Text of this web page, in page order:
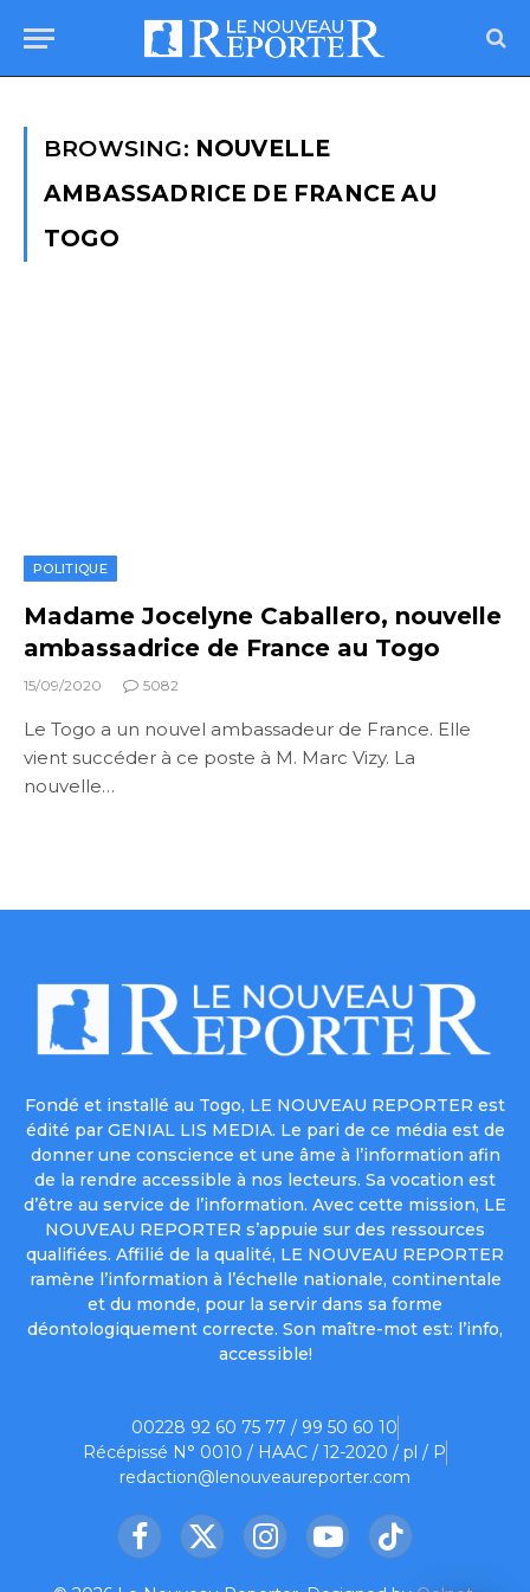
BROWSING: NOUVELLE
AMBASSADRICE DE FRANCE AU
TOGO
POLITIQUE
Madame Jocelyne Caballero, nouvelle
ambassadrice de France au Togo
15/09/2020 5082
Le Togo a un nouvel ambassadeur de France. Elle
vient succéder à ce poste à M. Marc Vizy. La
nouvelle…
Fondé et installé au Togo, LE NOUVEAU REPORTER est
édité par GENIAL LIS MEDIA. Le pari de ce média est de
donner une conscience et une âme à l’information afin
de la rendre accessible à nos lecteurs. Sa vocation est
d’être au service de l’information. Avec cette mission, LE
NOUVEAU REPORTER s’appuie sur des ressources
qualifiées. Affilié de la qualité, LE NOUVEAU REPORTER
ramène l’information à l’échelle nationale, continentale
et du monde, pour la servir dans sa forme
déontologiquement correcte. Son maître-mot est: l’info,
accessible!
00228 92 60 75 77 / 99 50 60 10
Récépissé N° 0010 / HAAC / 12-2020 / pl / P
redaction@lenouveaureporter.com
Facebook
X
InstagramYouTubeTikTok